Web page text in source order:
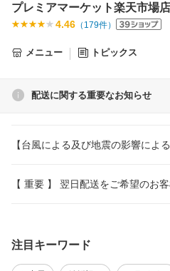
プレミアマーケット楽天市場店
4.46 （ 179件）
メニュー トピックス
配送に関する重要なお知らせ
【台風による及び地震の影響によ
【 重要 】 翌日配送をご希望のお
注目キーワード